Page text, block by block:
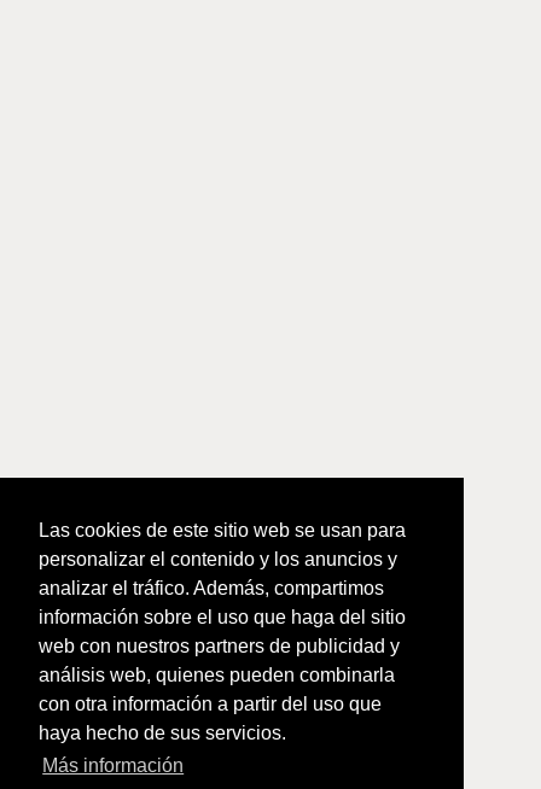
Las cookies de este sitio web se usan para
personalizar el contenido y los anuncios y
analizar el tráfico. Además, compartimos
información sobre el uso que haga del sitio
web con nuestros partners de publicidad y
análisis web, quienes pueden combinarla
con otra información a partir del uso que
haya hecho de sus servicios.
Más información